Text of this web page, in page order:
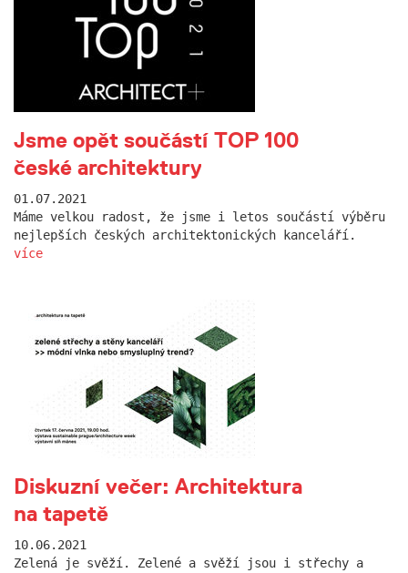
Jsme opět součástí TOP 100
české architektury
01.07.2021
Máme velkou radost, že jsme i letos součástí výběru
nejlepších českých architektonických kanceláří.
více
Diskuzní večer: Architektura
na tapetě
10.06.2021
Zelená je svěží. Zelené a svěží jsou i střechy a